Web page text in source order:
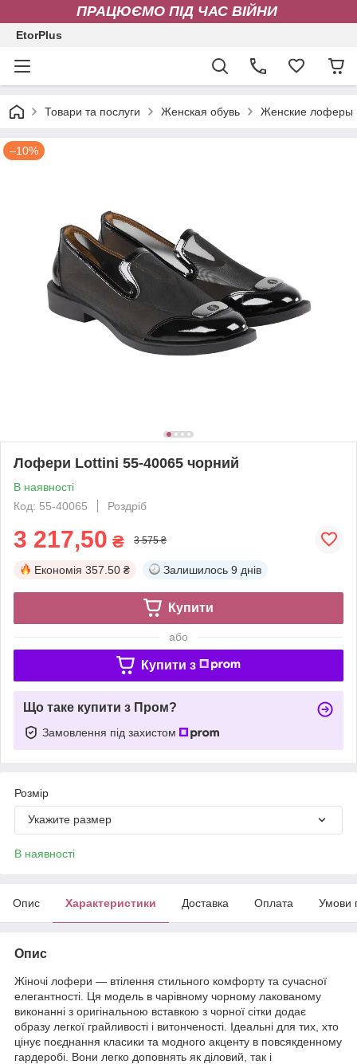
ПРАЦЮЄМО ПІД ЧАС ВІЙНИ
EtorPlus
Товари та послуги Женская обувь Женские лоферы
–10%
Лофери Lottini 55-40065 чорний
В наявності
Код: 55-40065
Роздріб
3 217,50 ₴ 3 575 ₴
Економія 357.50 ₴ Залишилось 9 днів
Купити
або
Купити з
Що таке купити з Пром?
Замовлення під захистом
Розмір
Укажите размер
В наявності
Опис Характеристики Доставка Оплата Умови
Опис
Жіночі лофери — втілення стильного комфорту та сучасної
елегантності. Ця модель в чарівному чорному лакованому
виконанні з оригінальною вставкою з чорної сітки додає
образу легкої грайливості і витонченості. Ідеальні для тих, хто
цінує поєднання класики та модного акценту в повсякденному
гардеробі. Вони легко доповнять як діловий, так і